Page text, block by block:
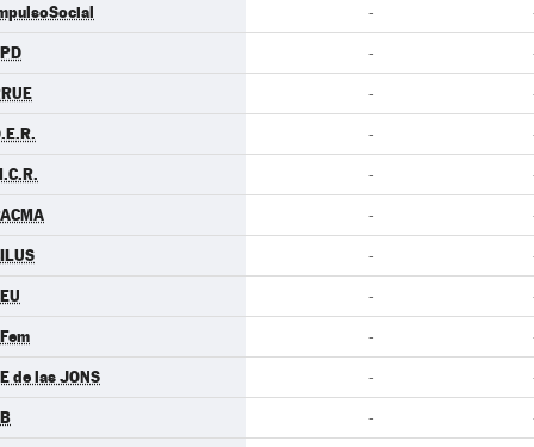
-
-
-
-
-
-
-
-
-
de las JONS -
-